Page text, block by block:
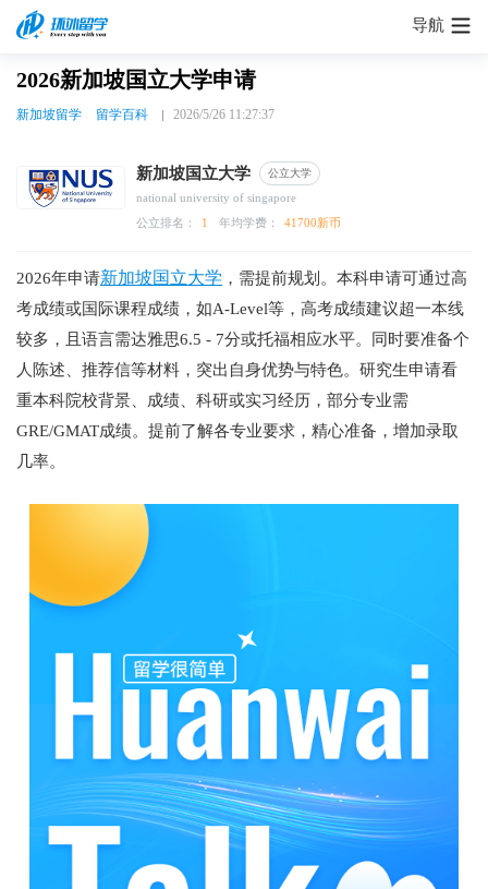
导航
2026新加坡国立大学申请
新加坡留学 留学百科 2026/5/26 11:27:37
新加坡国立大学 公立大学
national university of singapore
公立排名：
1 年均学费： 41700新币
2026年申请新加坡国立大学 ，需提前规划。本科申请可通过高
考成绩或国际课程成绩，如A-Level等，高考成绩建议超一本线
较多，且语言需达雅思6.5 - 7分或托福相应水平。同时要准备个
人陈述、推荐信等材料，突出自身优势与特色。研究生申请看
重本科院校背景、成绩、科研或实习经历，部分专业需
GRE/GMAT成绩。提前了解各专业要求，精心准备，增加录取
几率。